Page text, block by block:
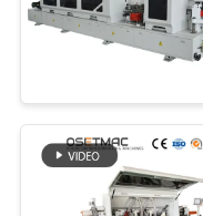
CONTROLLO
QUALITÀ
CONTATTICI